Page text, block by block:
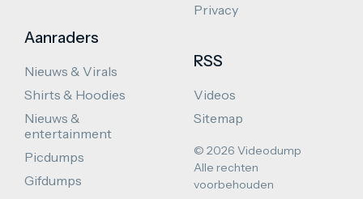
Aanraders
Nieuws & Virals
Shirts & Hoodies
Nieuws &
entertainment
Picdumps
Gifdumps
Privacy
RSS
Videos
Sitemap
© 2026 Videodump
Alle rechten
voorbehouden